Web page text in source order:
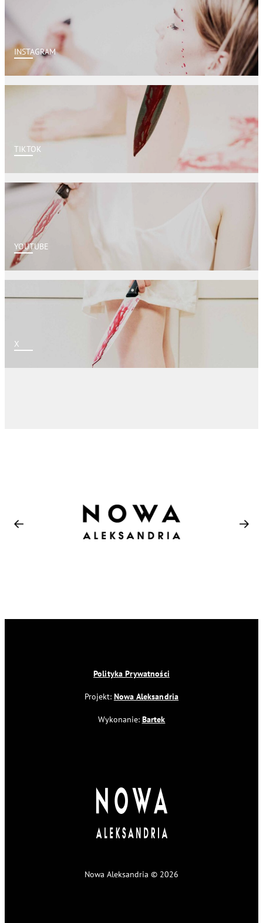
INSTAGRAM
TIKTOK
YOUTUBE
X
Polityka Prywatności
Projekt: Nowa Aleksandria
Wykonanie: Bartek
Nowa Aleksandria © 2026